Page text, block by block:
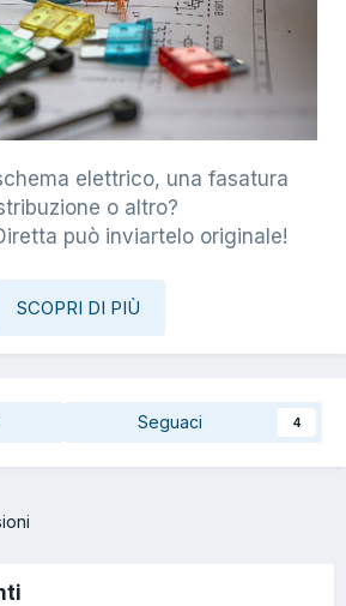
elettrico, una fasatura
o altro?
può inviartelo originale!
SCOPRI DI PIÙ
Seguaci 4